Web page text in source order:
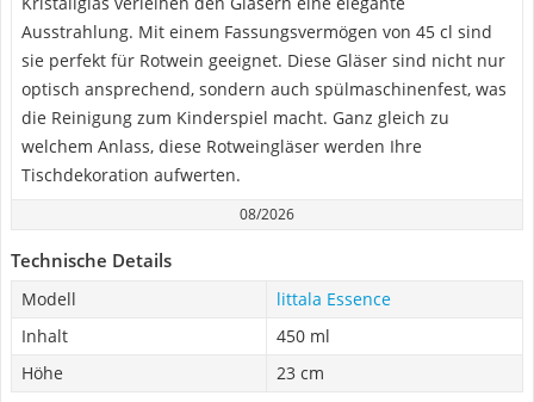
Ausstrahlung. Mit einem Fassungsvermögen von 45 cl sind
sie perfekt für Rotwein geeignet. Diese Gläser sind nicht nur
optisch ansprechend, sondern auch spülmaschinenfest, was
die Reinigung zum Kinderspiel macht. Ganz gleich zu
welchem Anlass, diese Rotweingläser werden Ihre
Tischdekoration aufwerten.
08/2026
Technische Details
Modell
littala Essence
Inhalt
450 ml
Höhe
23 cm